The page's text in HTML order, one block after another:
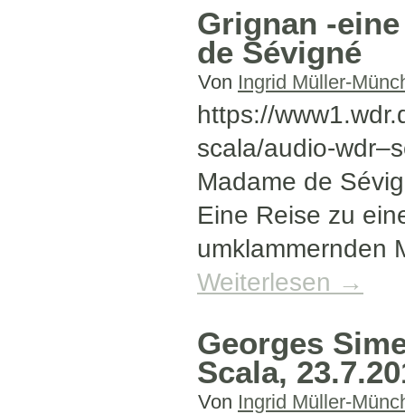
Grignan -
de Sévigné
Von Ingrid Müller-
https://
scala/audio-
Madame de
Eine Reise zu
umklammernden
Weiterlesen →
Georges
Scala,
Von Ingrid Müller-